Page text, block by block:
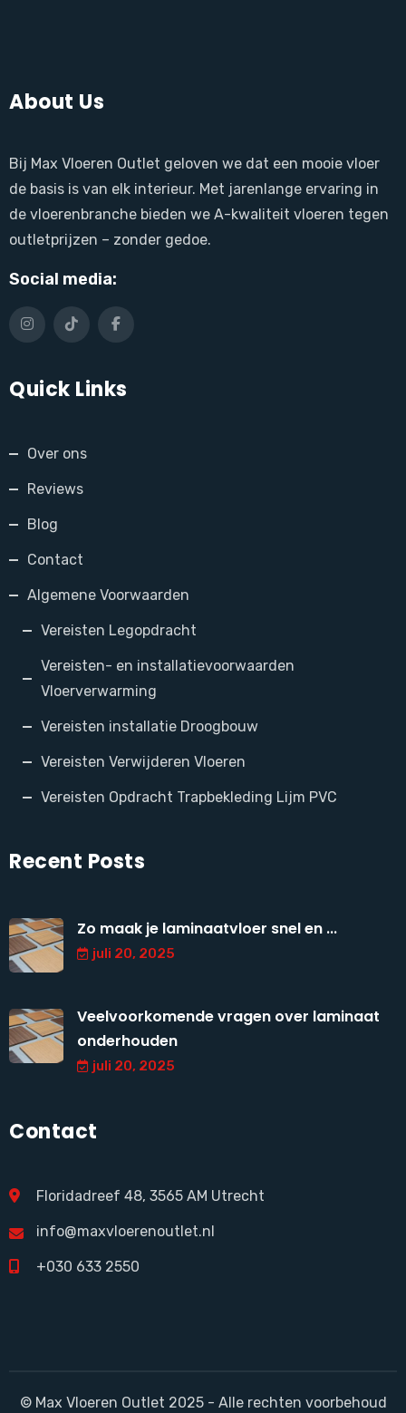
About Us
Bij Max Vloeren Outlet geloven we dat een mooie vloer
de basis is van elk interieur. Met jarenlange ervaring in
de vloerenbranche bieden we A-kwaliteit vloeren tegen
outletprijzen – zonder gedoe.
Social media:
Quick Links
Over ons
Reviews
Blog
Contact
Algemene Voorwaarden
Vereisten Legopdracht
Vereisten- en installatievoorwaarden
Vloerverwarming
Vereisten installatie Droogbouw
Vereisten Verwijderen Vloeren
Vereisten Opdracht Trapbekleding Lijm PVC
Recent Posts
Zo maak je laminaatvloer snel en ...
juli 20, 2025
Veelvoorkomende vragen over laminaat
onderhouden
juli 20, 2025
Contact
Floridadreef 48, 3565 AM Utrecht
info@maxvloerenoutlet.nl
+030 633 2550
© Max Vloeren Outlet 2025 - Alle rechten voorbehoud